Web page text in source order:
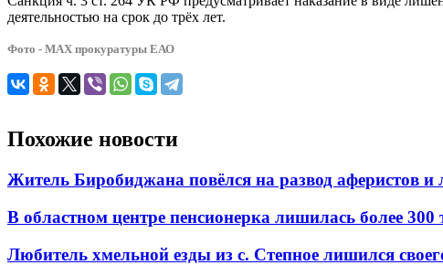
деятельностью на срок до трёх лет.
Фото - МАХ прокуратуры ЕАО
Похожие новости
Житель Биробиджана повёлся на развод аферистов
В областном центре пенсионерка лишилась более
Любитель хмельной езды из с. Степное лишился